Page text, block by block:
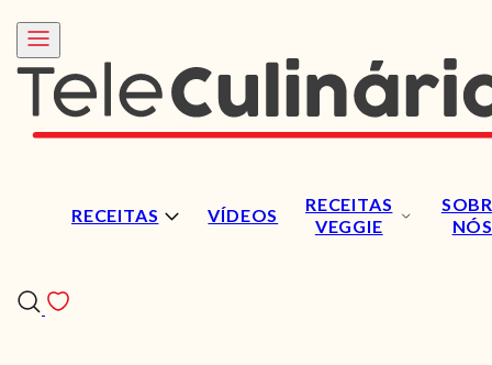
RECEITAS VÍDEOS
RECEITAS
VEGGIE
NÓS